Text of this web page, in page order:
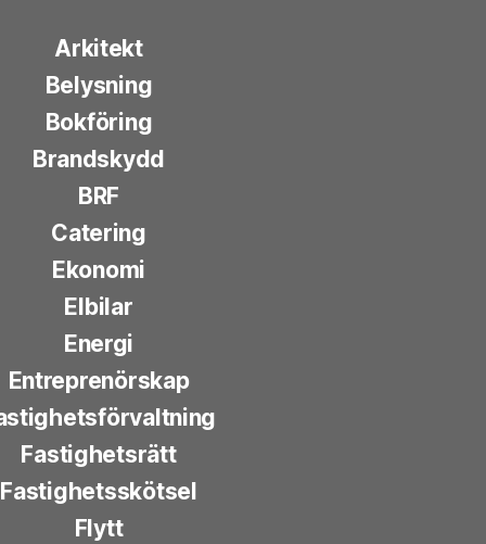
Arkitekt
Belysning
Bokföring
Brandskydd
BRF
Catering
Ekonomi
Elbilar
Energi
Entreprenörskap
Fastighetsrätt
Fastighetsskötsel
Flytt